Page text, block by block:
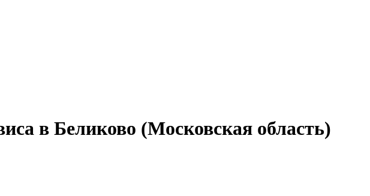
в Беликово (Московская область)